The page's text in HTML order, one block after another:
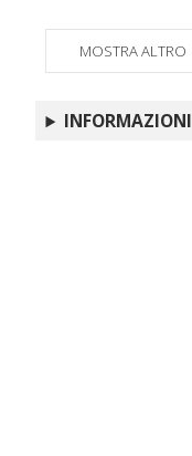
MOSTRA ALTRO
INFORMAZIONI